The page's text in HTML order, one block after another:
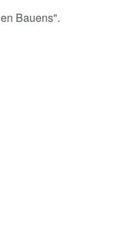
Bauens".